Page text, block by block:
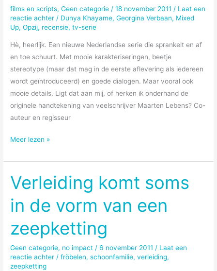
school?
films en scripts,Geen categorie /18 november 2011 / Laat een
reactie achter / Dunya Khayame,Georgina Verbaan, Mixed
Up,Opzij, recensie,tv-serie
Hè, heerlijk. Een nieuwe Nederlandse serie die sprankelt en af
en toe schuurt. Met mooie karakteriseringen, beetje
stereotype (maar dat mag in de eerste aflevering als iedereen
wordt geïntroduceerd) en goede dialogen. Maar vooral ook
mooie details. Ligt dat aan mij, of herken ik onderhand de
originele handtekening van veelschrijver Maarten Lebens? Co-
auteur en regisseur
Zij
Mixed
Up
Meer lezen »
Verleiding komt soms
in de vorm van een
zeepketting
Geen categorie, no impact /6 november 2011/ Laat een
reactie achter /fröbelen,schoonfamilie,verleiding,
zeepketting